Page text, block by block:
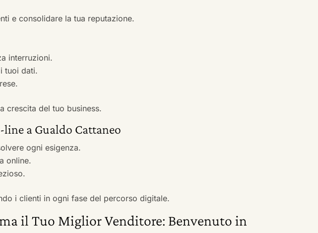
e consolidare la tua reputazione.
interruzioni.
tuoi dati.
crescita del tuo business.
a Gualdo Cattaneo
ogni esigenza.
online.
i clienti in ogni fase del percorso digitale.
il Tuo Miglior Venditore: Benvenuto in